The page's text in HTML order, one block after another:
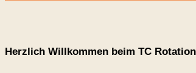
Herzlich Willkommen beim TC